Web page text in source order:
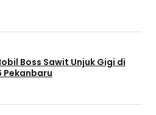
Boss Sawit Unjuk Gigi di
Pekanbaru